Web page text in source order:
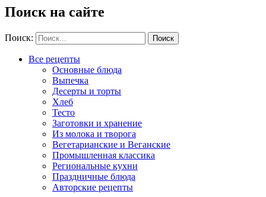
Поиск на сайте
Поиск:
Все рецепты
Основные блюда
Выпечка
Десерты и торты
Хлеб
Тесто
Заготовки и хранение
Из молока и творога
Вегетарианские и Веганские
Промышленная классика
Региональные кухни
Праздничные блюда
Авторские рецепты